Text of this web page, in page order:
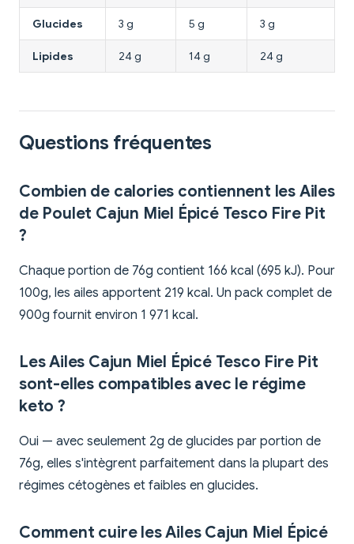
Glucides 3 g 5 g 3 g
Lipides 24 g 14 g 24 g
Questions fréquentes
Combien de calories contiennent les Ailes
de Poulet Cajun Miel Épicé Tesco Fire Pit
?
Chaque portion de 76g contient 166 kcal (695 kJ). Pour
100g, les ailes apportent 219 kcal. Un pack complet de
900g fournit environ 1 971 kcal.
Les Ailes Cajun Miel Épicé Tesco Fire Pit
sont-elles compatibles avec le régime
keto ?
Oui — avec seulement 2g de glucides par portion de
76g, elles s'intègrent parfaitement dans la plupart des
régimes cétogènes et faibles en glucides.
Comment cuire les Ailes Cajun Miel Épicé